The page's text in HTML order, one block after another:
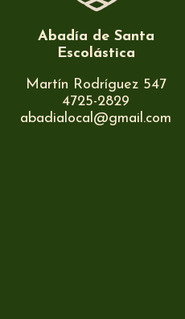
Abadía de Santa
Escolástica
Martín Rodríguez 547
4725-2829
abadialocal@gmail.com